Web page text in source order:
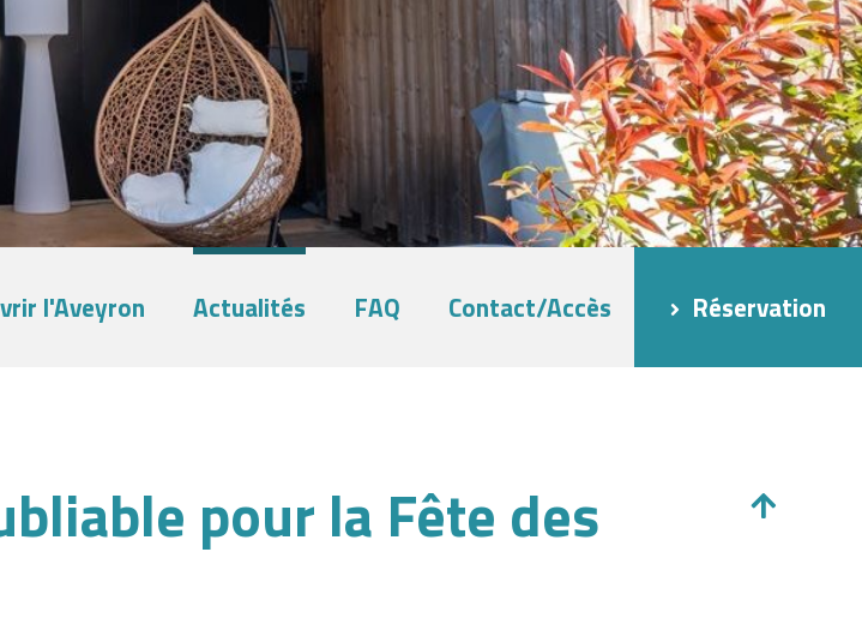
l'Aveyron Actualités FAQ Contact/Accès Réservation
pour la Fête des